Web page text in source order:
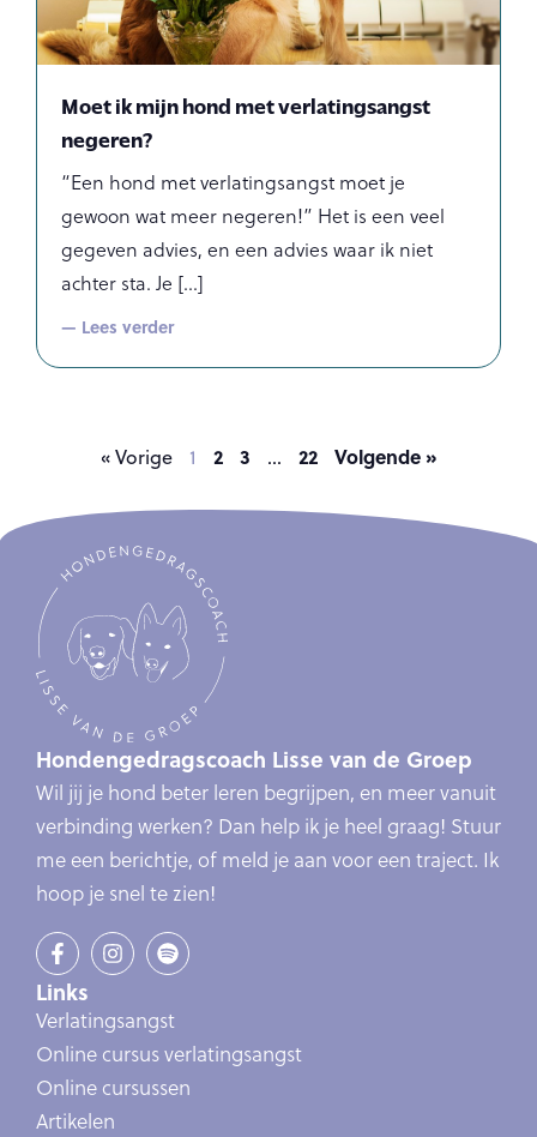
Moet ik mijn hond met verlatingsangst
negeren?
“Een hond met verlatingsangst moet je
gewoon wat meer negeren!” Het is een veel
gegeven advies, en een advies waar ik niet
achter sta. Je
— Lees verder
« Vorige 1 2 3 … 22 Volgende »
Hondengedragscoach Lisse van de Groep
Wil jij je hond beter leren begrijpen, en meer vanuit
verbinding werken? Dan help ik je heel graag! Stuur
me een berichtje, of meld je aan voor een traject. Ik
hoop je snel te zien!
Links
Verlatingsangst
Online cursus verlatingsangst
Online cursussen
Artikelen